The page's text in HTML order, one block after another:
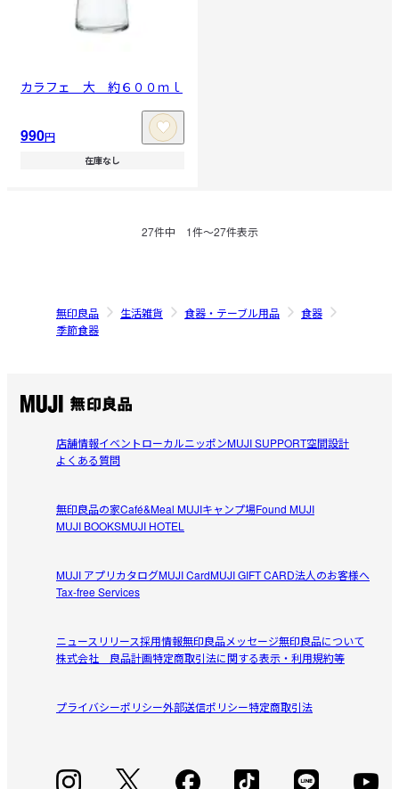
カラフェ 大 約６００ｍｌ
990円
在庫なし
27件中 1件〜27件表示
無印良品 生活雑貨 食器・テーブル用品
食器
季節食器
店舗情報イベントローカルニッポンMUJI SUPPORT空間設計
よくある質問
無印良品の家Café&Meal MUJIキャンプ場Found MUJI
MUJI BOOKSMUJI HOTEL
MUJI アプリカタログMUJI CardMUJI GIFT CARD法人のお客様へ
Tax-free Services
ニュースリリース採用情報無印良品メッセージ無印良品について
株式会社 良品計画特定商取引法に関する表示・利用規約等
プライバシーポリシー外部送信ポリシー特定商取引法